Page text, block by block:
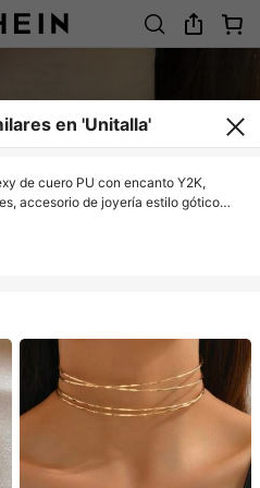
en 'Unitalla'
de cuero PU con encanto Y2K,
accesorio de joyería estilo gótico